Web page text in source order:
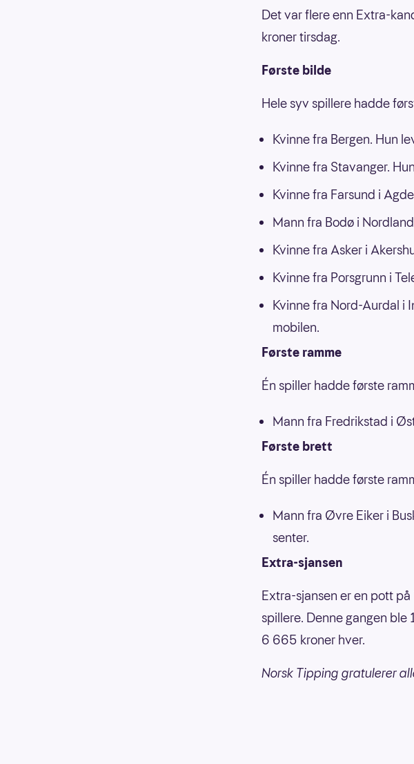
Det var flere enn Extra-
kroner tirsdag.
Første bilde
Hele syv spillere hadde
Kvinne fra Bergen. Hun
Kvinne fra Stavanger.
Kvinne fra Farsund i
Mann fra Bodø i
Kvinne fra Asker i
Kvinne fra Porsgrunn i
Kvinne fra Nord-Aurdal i
mobilen.
Første ramme
Én spiller hadde første
Mann fra Fredrikstad i
Første brett
Én spiller hadde første
Mann fra Øvre Eiker i
senter.
Extra-sjansen
Extra-sjansen er en pott
spillere. Denne gangen
6 665 kroner hver.
Norsk Tipping gratulerer